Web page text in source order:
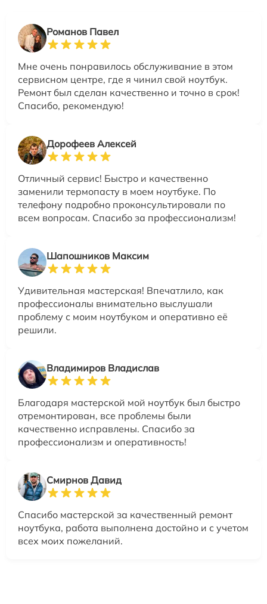
Романов Павел
Мне очень понравилось обслуживание в этом
сервисном центре, где я чинил свой ноутбук.
Ремонт был сделан качественно и точно в срок!
Спасибо, рекомендую!
Дорофеев Алексей
Отличный сервис! Быстро и качественно
заменили термопасту в моем ноутбуке. По
телефону подробно проконсультировали по
всем вопросам. Спасибо за профессионализм!
Шапошников Максим
Удивительная мастерская! Впечатлило, как
профессионалы внимательно выслушали
проблему с моим ноутбуком и оперативно её
решили.
Владимиров Владислав
Благодаря мастерской мой ноутбук был быстро
отремонтирован, все проблемы были
качественно исправлены. Спасибо за
профессионализм и оперативность!
Смирнов Давид
Спасибо мастерской за качественный ремонт
ноутбука, работа выполнена достойно и с учетом
всех моих пожеланий.